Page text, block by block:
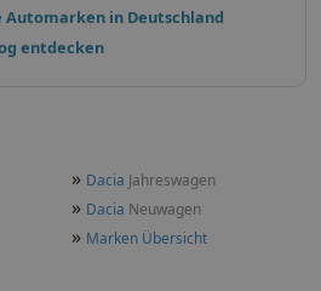
Automarken in Deutschland
entdecken
» Dacia Jahreswagen
» Dacia Neuwagen
» Marken Übersicht